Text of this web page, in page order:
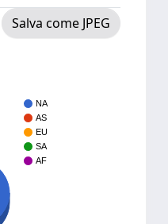
Salva come JPEG
NA
AS
EU
SA
AF